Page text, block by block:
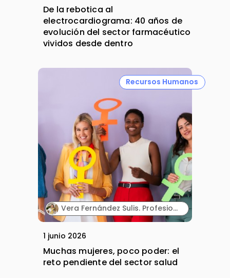
De la rebotica al
electrocardiograma: 40 años de
evolución del sector farmacéutico
vividos desde dentro
Recursos Humanos
Vera Fernández Sulis. Profesional senior de Desarrollo de Negocio y Alliance Management en la industria farmacéutica.
1 junio 2026
Muchas mujeres, poco poder: el
reto pendiente del sector salud